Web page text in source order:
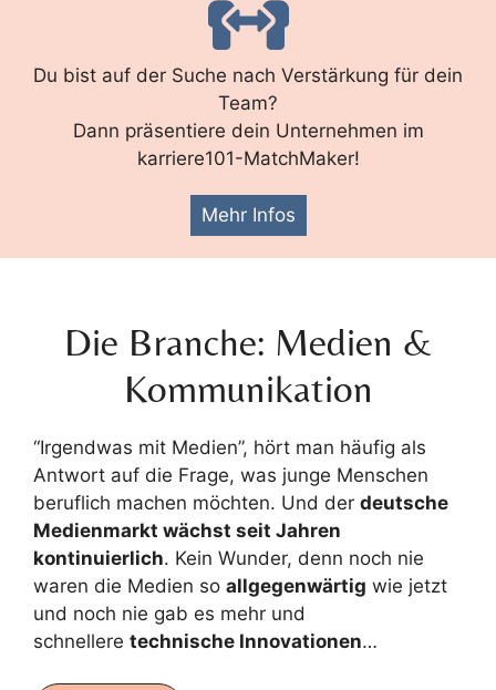
Du bist auf der Suche nach Verstärkung für dein
Team?
Dann präsentiere dein Unternehmen im
karriere101-MatchMaker!
Mehr Infos
Die Branche: Medien &
Kommunikation
“Irgendwas mit Medien”, hört man häufig als
Antwort auf die Frage, was junge Menschen
beruflich machen möchten. Und der deutsche
Medienmarkt wächst seit Jahren
kontinuierlich. Kein Wunder, denn noch nie
waren die Medien so allgegenwärtig wie jetzt
und noch nie gab es mehr und
schnellere technische Innovationen…